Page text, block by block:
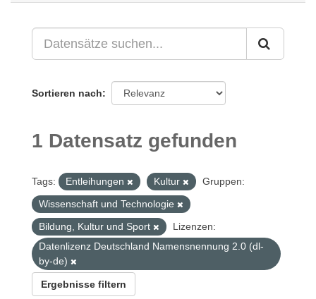
Sortieren nach
1 Datensatz gefunden
Tags: Entleihungen Kultur
Gruppen:
Wissenschaft und Technologie
Bildung, Kultur und Sport
Lizenzen:
Datenlizenz Deutschland Namensnennung 2.0 (dl-
by-de)
Ergebnisse filtern